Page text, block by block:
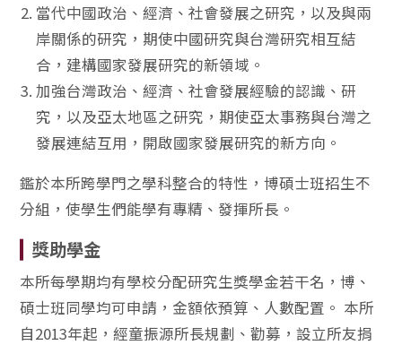
當代中國政治、經濟、社會發展之研究，以及與兩
岸關係的研究，期使中國研究與台灣研究相互結
合，建構國家發展研究的新領域。
加強台灣政治、經濟、社會發展經驗的認識、研
究，以及亞太地區之研究，期使亞太事務與台灣之
發展連結互用，開啟國家發展研究的新方向。
鑑於本所跨學門之學科整合的特性，博碩士班招生不
分組，使學生們能學有專精、發揮所長。
獎助學金
本所每學期均有學校分配研究生獎學金若干名，博、
碩士班同學均可申請，金額依預算、人數配置。 本所
自2013年起，經童振源所長規劃、勸募，設立所友捐